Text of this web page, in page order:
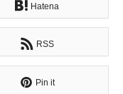
Hatena
RSS
Pin it